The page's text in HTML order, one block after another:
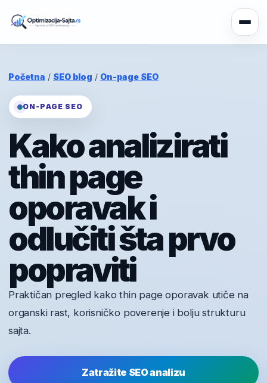
Početna / SEO blog / On-page SEO
ON-PAGE SEO
Kako analizirati
thin page
oporavak i
odlučiti šta prvo
popraviti
Praktičan pregled kako thin page oporavak utiče na
organski rast, korisničko poverenje i bolju strukturu
sajta.
Zatražite SEO analizu